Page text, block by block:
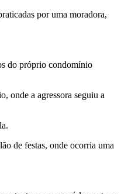
por uma moradora,
do próprio condomínio
onde a agressora seguiu a
de festas, onde ocorria uma